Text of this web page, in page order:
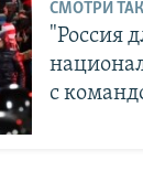
СМОТРИ
"Россия
с